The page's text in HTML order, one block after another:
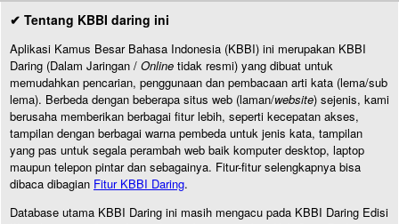
✔ Tentang KBBI daring ini
Aplikasi Kamus Besar Bahasa Indonesia (KBBI) ini merupakan KBBI
Daring (Dalam Jaringan / Online tidak resmi) yang dibuat untuk
memudahkan pencarian, penggunaan dan pembacaan arti kata (lema/sub
lema). Berbeda dengan beberapa situs web (laman/website) sejenis, kami
berusaha memberikan berbagai fitur lebih, seperti kecepatan akses,
tampilan dengan berbagai warna pembeda untuk jenis kata, tampilan
yang pas untuk segala perambah web baik komputer desktop, laptop
maupun telepon pintar dan sebagainya. Fitur-fitur selengkapnya bisa
dibaca dibagian Fitur KBBI Daring.
Database utama KBBI Daring ini masih mengacu pada KBBI Daring Edisi